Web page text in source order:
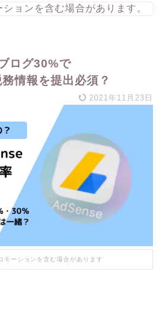
ョンを含む場合があります。
ログ30%で
情報を提出必須？
2021年11月23日
モーションを含む場合があります